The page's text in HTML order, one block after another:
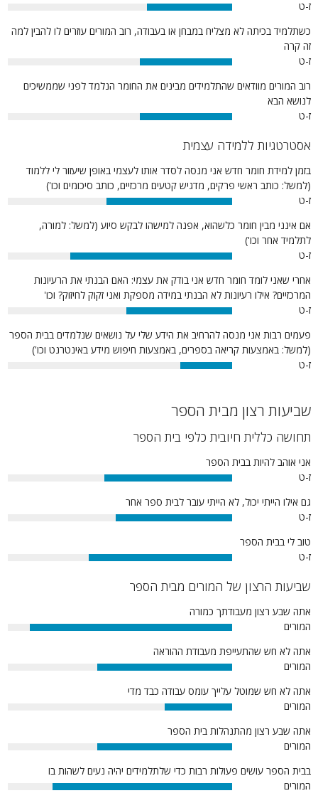
ז-ט 38%
כשתלמיד בכיתה לא מצליח במבחן או בעבודה, רוב המורים עוזרים לו להבין למה
זה קרה
ז-ט
41%
רוב המורים מוודאים שהתלמידים מבינים את החומר הנלמד לפני שממשיכים
לנושא הבא
ז-ט
41%
אסטרטגיות ללמידה עצמית
בזמן למידת חומר חדש אני מנסה לסדר אותו לעצמי באופן שיעזור לי ללמוד
(למשל: כותב ראשי פרקים, מדגיש קטעים מרכזיים, כותב סיכומים וכו')
ז-ט
56%
אם אינני מבין חומר כלשהוא, אפנה למישהו לבקש סיוע (למשל: למורה,
לתלמיד אחר וכו')
ז-ט
72%
אחרי שאני לומד חומר חדש אני בודק את עצמי: האם הבנתי את הרעיונות
המרכזיים? אילו רעיונות לא הבנתי במידה מספקת ואני זקוק לחיזוק? וכו'
ז-ט
47%
פעמים רבות אני מנסה להרחיב את הידע שלי על נושאים שנלמדים בבית הספר
(למשל: באמצעות קריאה בספרים, באמצעות חיפוש מידע באינטרנט וכו')
ז-ט
23%
שביעות רצון מבית הספר
תחושה כללית חיובית כלפי בית הספר
אני אוהב להיות בבית הספר
ז-ט
57%
גם אילו הייתי יכול, לא הייתי עובר לבית ספר אחר
ז-ט
52%
טוב לי בבית הספר
ז-ט
64%
שביעות הרצון של המורים מבית הספר
אתה שבע רצון מעבודתך כמורה
המורים
90%
אתה לא חש שהתעייפת מעבודת ההוראה
המורים
60%
אתה לא חש שמוטל עלייך עומס עבודה כבד מדי
המורים
30%
אתה שבע רצון מהתנהלות בית הספר
המורים
60%
בבית הספר עושים פעולות רבות כדי שלתלמידים יהיה נעים לשהות בו
המורים
80%